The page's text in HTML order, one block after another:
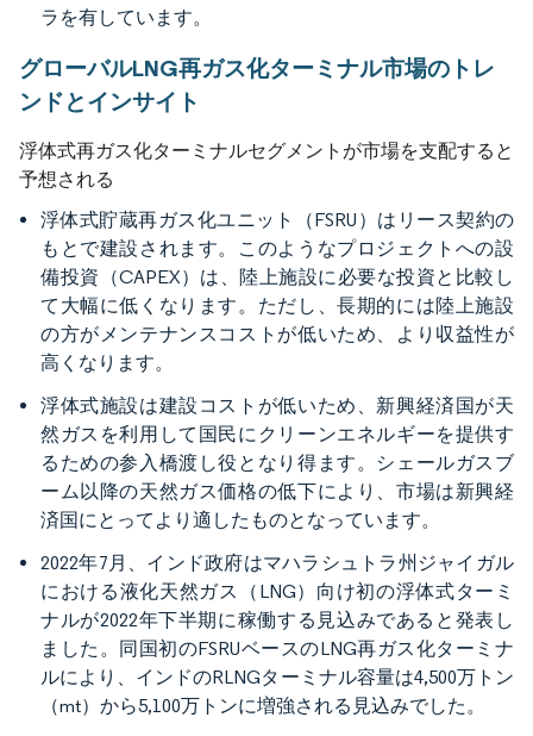
ラを有しています。
グローバルLNG再ガス化ターミナル市場のトレ
ンドとインサイト
浮体式再ガス化ターミナルセグメントが市場を支配すると
予想される
浮体式貯蔵再ガス化ユニット（FSRU）はリース契約の
もとで建設されます。このようなプロジェクトへの設
備投資（CAPEX）は、陸上施設に必要な投資と比較し
て大幅に低くなります。ただし、長期的には陸上施設
の方がメンテナンスコストが低いため、より収益性が
高くなります。
浮体式施設は建設コストが低いため、新興経済国が天
然ガスを利用して国民にクリーンエネルギーを提供す
るための参入橋渡し役となり得ます。シェールガスブ
ーム以降の天然ガス価格の低下により、市場は新興経
済国にとってより適したものとなっています。
2022年7月、インド政府はマハラシュトラ州ジャイガル
における液化天然ガス（LNG）向け初の浮体式ターミ
ナルが2022年下半期に稼働する見込みであると発表し
ました。同国初のFSRUベースのLNG再ガス化ターミナ
ルにより、インドのRLNGターミナル容量は4,500万トン
（mt）から5,100万トンに増強される見込みでした。